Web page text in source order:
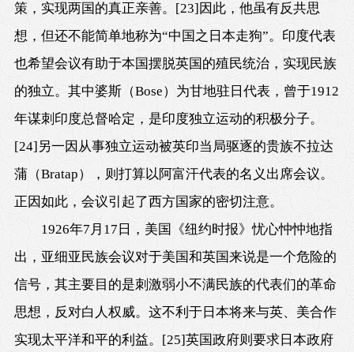
策，实现两国的真正亲善。
[23] 因此，他虽有反共思
想，但还不能简单地称为“中国之日本走狗”。印度代表
也希望会议有助于本国摆脱英国的殖民统治，实现民族
的独立。其中婆斯（Bose）为甘地驻日代表，曾于1912
年谋刺印度总督哈定，是印度独立运动的积极分子。
[24] 另一因从事独立运动被英印当局驱逐的贵族不拉达
蒲（Bratap），则打算以阿富汗代表的名义出席会议。
正因如此，会议引起了西方国家的密切注意。
1926年7月17日 ，美国《纽约时报》忧心忡忡地指
出，亚细亚民族会议对于美国和英国来说是一个危险的
信号，其主要目的是刺激弱小不满民族的代表们的革命
思想，反对白人权威。这不利于日本将来与英、美合作
实现太平洋和平的利益。
[25]英国政府则要求日本政府